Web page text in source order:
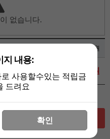
없습니다.
상품가 0원
원
있습니다.
지 내용:
사용할수있는 적립금
드려요
확인